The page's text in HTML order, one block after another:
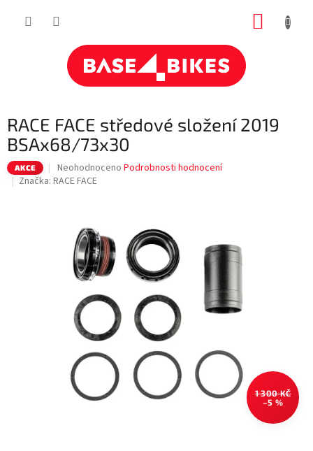
RACE FACE středové složení 2019
BSAx68/73x30
AKCE
Průměrné
hodnocení
hvězdiček.
Neohodnoceno Podrobnosti hodnocení
Značka: RACE FACE
1 300 KČ
–5 %